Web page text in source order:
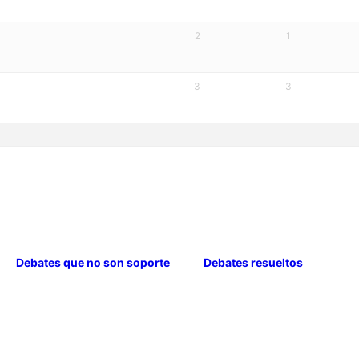
2 1
3 3
Debates que no son soporte Debates resueltos